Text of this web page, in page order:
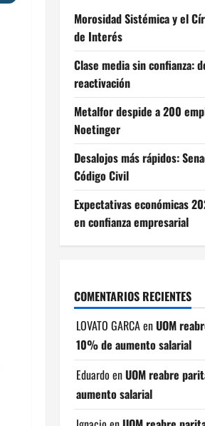
Morosidad Sistémica y el
de Interés
Clase media sin confianza:
reactivación
Metalfor despide a 200
Noetinger
Desalojos más rápidos:
Código Civil
Expectativas económicas
en confianza empresarial
COMENTARIOS RECIENTES
LOVATO GARCAenUOM
10% de aumento salarial
Eduardo enUOM reabre
aumento salarial